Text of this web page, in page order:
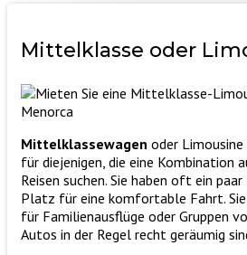
Mittelklasse oder
Mittelklassewagen oder
für diejenigen, die eine Kombination
Reisen suchen. Sie haben oft ein
Platz für eine komfortable Fahrt.
für Familienausflüge oder Gruppen
Autos in der Regel recht geräumig